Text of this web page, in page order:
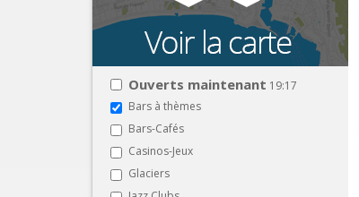
Ouverts maintenant 19:17
Bars à thèmes
Bars-Cafés
Casinos-Jeux
Glaciers